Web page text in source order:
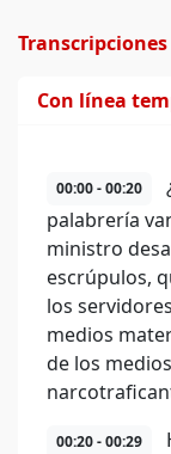
Transcripciones
Con línea
00:00 - 00:20
palabrería
ministro
escrúpulos,
los
medios
de los
00:20 - 00:29